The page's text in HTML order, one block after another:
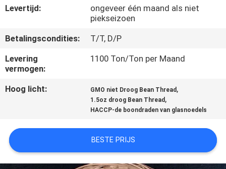
VERZOEK
EEN
CITAAT
SITEMAP
PRIVACY
POLICY
Levertijd:
ongeveer één maand als niet
piekseizoen
Betalingscondities:
T/T, D/P
Levering
vermogen:
1100 Ton/Ton per Maand
Hoog licht: GMO niet Droog Bean Thread ,
1.5oz droog Bean Thread ,
HACCP-de boondraden van glasnoedels
BESTE PRIJS